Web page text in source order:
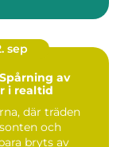
sep
av
i realtid
där träden
och
bryts av